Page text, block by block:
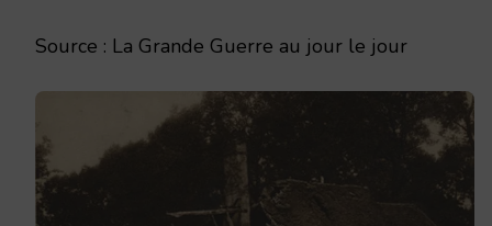
Source : La Grande Guerre au jour le jour